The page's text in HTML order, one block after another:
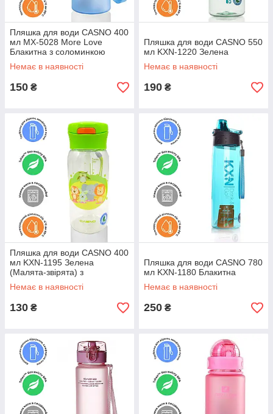
Пляшка для води CASNO 400
мл MX-5028 More Love
Блакитна з соломинкою
Немає в наявності
150 ₴
Пляшка для води CASNO 550
мл KXN-1220 Зелена
Немає в наявності
190 ₴
Пляшка для води CASNO 400
мл KXN-1195 Зелена
(Малята-звірята) з
соломинкою
Немає в наявності
130 ₴
Пляшка для води CASNO 780
мл KXN-1180 Блакитна
Немає в наявності
250 ₴